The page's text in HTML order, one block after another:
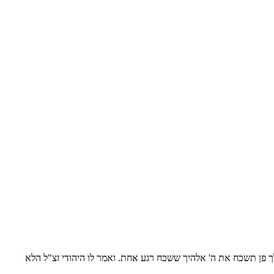
פן תשכח את ה' אלהיך ששכח רגע אחת. ואמר לו היהודי זצ"ל הלא